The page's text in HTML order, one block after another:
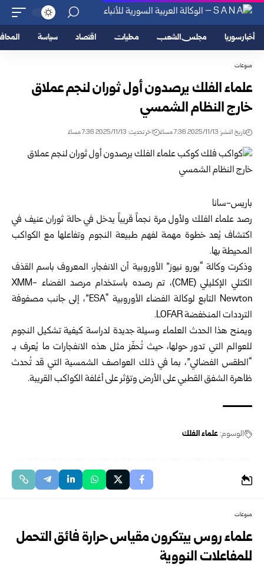
أخبار سوريا مجلس الشعب محليات اقتصاد سياسة
منوعات
علماء الفلك يرصدون أول ثوران لنجم عملاق
خارج النظام الشمسي
تاريخ النشر: 2025/11/13 7:36 مساءً اخر تحديث: 2025/11/13 7:36 مساءً
باريس-سانا
رصد علماء الفلك ولأول مرة نجماً قريباً يدخل في حالة ثوران عنيف في
اكتشاف يُعد خطوة مهمة لفهم طبيعة النجوم وتفاعلها مع الكواكب
المحيطة بها.
وذكرت وكالة “يورو نيوز” الأوروبية أن الانفجار، المعروف باسم القذف
الكتلي الإكليلي (CME)، تم رصده باستخدام مرصد الفضاء XMM-
Newton التابع لوكالة الفضاء الأوروبية “ESA”، إلى جانب مصفوفة
الترددات المنخفضة LOFAR.
ويمنح هذا الحدث العلماء وسيلة جديدة لدراسة كيفية تشكيل النجوم
للعوالم التي تدور حولها، حيث تُحفّز مثل هذه الانفجارات ما يُعرف بـ
“الطقس الفضائي”، بما في ذلك العواصف الشمسية التي قد تُحدث
ظاهرة الشفق القطبي على الأرض وتؤثر على أغلفة الكواكب القريبة.
الوسوم:علماء الفلك
منوعات
علماء روس يبتكرون مقياس حرارة فائق التحمل
للمفاعلات النووية